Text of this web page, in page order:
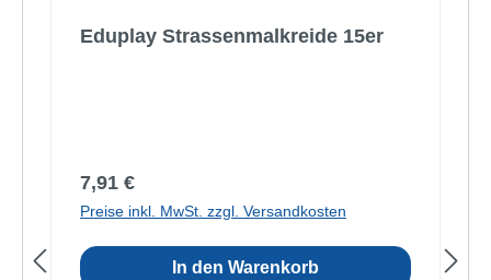
Eduplay Strassenmalkreide 15er
Regulärer Preis:
7,91 €
Preise inkl. MwSt. zzgl. Versandkosten
In den Warenkorb